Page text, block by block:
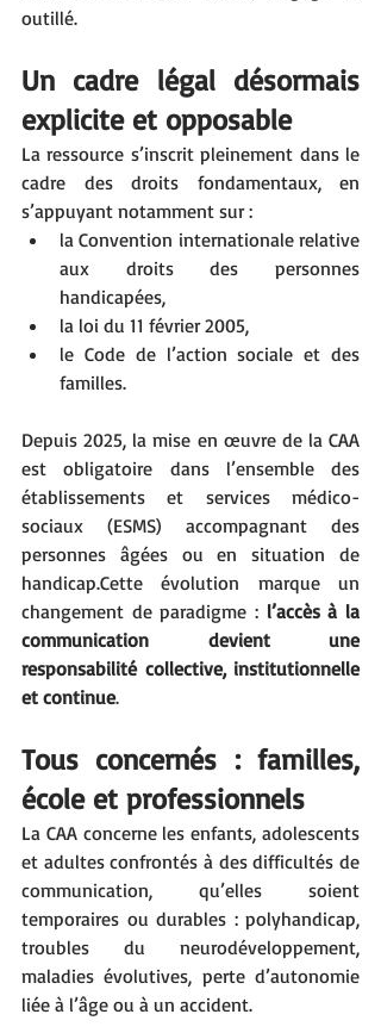
outillé.
Un cadre légal désormais
explicite et opposable
La ressource s’inscrit pleinement dans le
cadre des droits fondamentaux, en
s’appuyant notamment sur :
la Convention internationale relative
aux droits des personnes
handicapées,
la loi du 11 février 2005,
le Code de l’action sociale et des
familles.
Depuis 2025, la mise en œuvre de la CAA
est obligatoire dans l’ensemble des
établissements et services médico-
sociaux (ESMS) accompagnant des
personnes âgées ou en situation de
handicap.Cette évolution marque un
changement de paradigme : l’accès à la
communication devient une
responsabilité collective, institutionnelle
et continue.
Tous concernés : familles,
école et professionnels
La CAA concerne les enfants, adolescents
et adultes confrontés à des difficultés de
communication, qu’elles soient
temporaires ou durables : polyhandicap,
troubles du neurodéveloppement,
maladies évolutives, perte d’autonomie
liée à l’âge ou à un accident.